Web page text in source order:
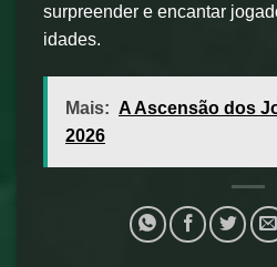
surpreender e encantar
idades.
Mais: A Ascensão dos
2026